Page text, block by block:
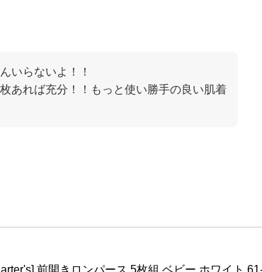
いらないよ！！
あれば充分！！もっと使い勝手の良い肌着
前開きロンパース 5枚組 ベビー ホワイト